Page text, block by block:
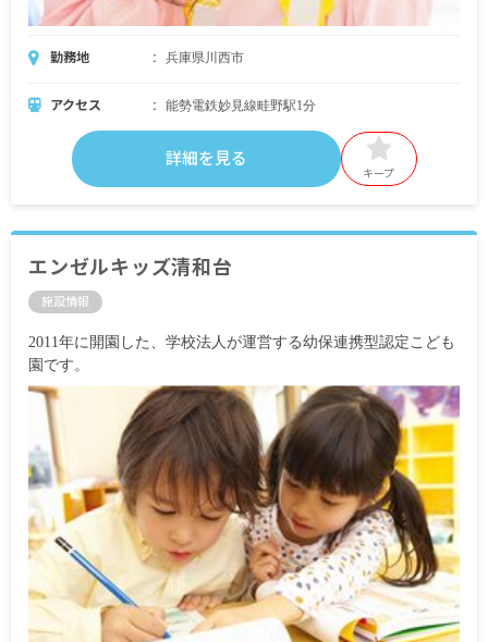
勤務地 兵庫県川西市
アクセス 能勢電鉄妙見線畦野駅1分
詳細を見る
キープ
エンゼルキッズ清和台
施設情報
2011年に開園した、学校法人が運営する幼保連携型認定こども
園です。